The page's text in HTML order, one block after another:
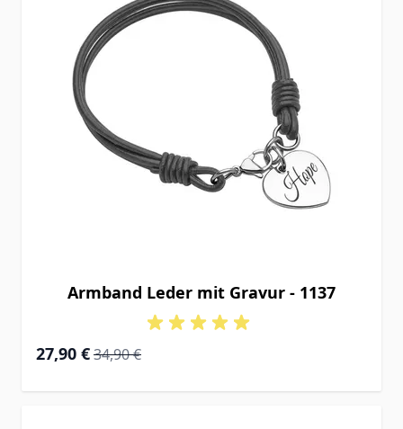
Armband Leder mit Gravur - 1137
Special Price
27,90 € Regular Price
34,90 €